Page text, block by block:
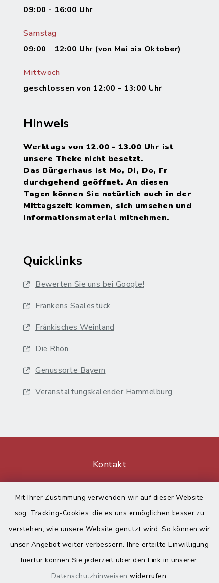
Mit Ihrer Zustimmung verwenden wir auf dieser Website
sog. Tracking-Cookies, die es uns ermöglichen besser zu
verstehen, wie unsere Website genutzt wird. So können wir
unser Angebot weiter verbessern. Ihre erteilte Einwilligung
hierfür können Sie jederzeit über den Link in unseren
Datenschutzhinweisen widerrufen.
09:00 - 16:00 Uhr
Samstag
09:00 - 12:00 Uhr (von Mai bis Oktober)
Mittwoch
geschlossen von 12:00 - 13:00 Uhr
Hinweis
Werktags von 12.00 - 13.00 Uhr ist
unsere Theke nicht besetzt.
Das Bürgerhaus ist Mo, Di, Do, Fr
durchgehend geöffnet. An diesen
Tagen können Sie natürlich auch in der
Mittagszeit kommen, sich umsehen und
Informationsmaterial mitnehmen.
Quicklinks
Bewerten Sie uns bei Google!
Frankens Saalestück
Fränkisches Weinland
Die Rhön
Genussorte Bayern
Veranstaltungskalender Hammelburg
Kontakt
Datenschutz
Impressum
Sitemap